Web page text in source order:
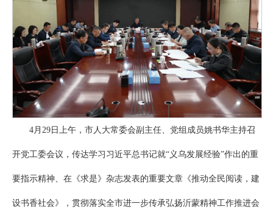
4月29日上午，市人大常委会副主任、党组成员姚书华主持召
开党工委会议，传达学习习近平总书记就“义乌发展经验”作出的重
要指示精神、在《求是》杂志发表的重要文章《推动全民阅读，建
设书香社会》，贯彻落实全市进一步传承弘扬沂蒙精神工作推进会